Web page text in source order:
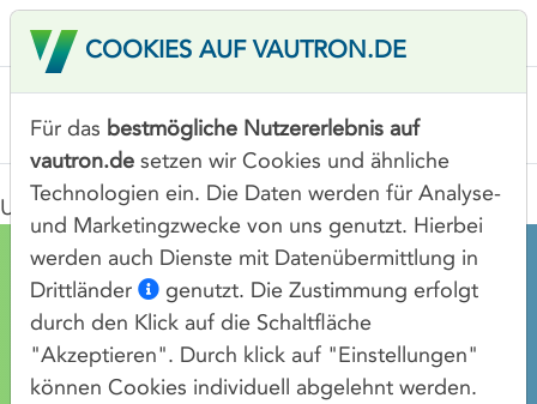
Under Construction
KARRIERE
IMPRESSUM
DATENSCHUTZ
COOKIES AUF VAUTRON.DE
Für das bestmögliche Nutzererlebnis auf
vautron.de setzen wir Cookies und ähnliche
Technologien ein. Die Daten werden für Analyse-
und Marketingzwecke von uns genutzt. Hierbei
werden auch Dienste mit Datenübermittlung in
Drittländer
genutzt. Die Zustimmung erfolgt
durch den Klick auf die Schaltfläche
"Akzeptieren". Durch klick auf "Einstellungen"
können Cookies individuell abgelehnt werden.